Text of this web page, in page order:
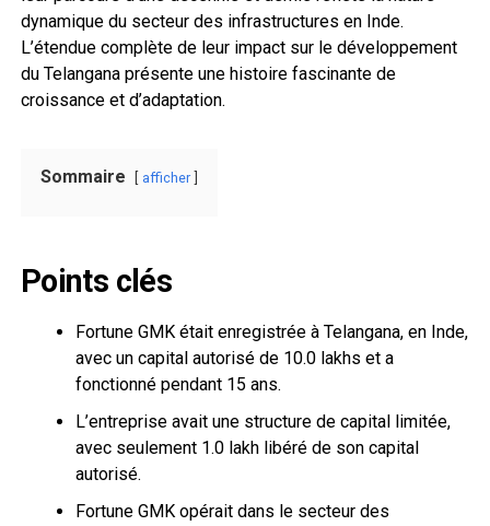
dynamique du secteur des infrastructures en Inde.
L’étendue complète de leur impact sur le développement
du Telangana présente une histoire fascinante de
croissance et d’adaptation.
Sommaire afficher
Points clés
Fortune GMK était enregistrée à Telangana, en Inde,
avec un capital autorisé de ₹10.0 lakhs et a
fonctionné pendant 15 ans.
L’entreprise avait une structure de capital limitée,
avec seulement ₹1.0 lakh libéré de son capital
autorisé.
Fortune GMK opérait dans le secteur des